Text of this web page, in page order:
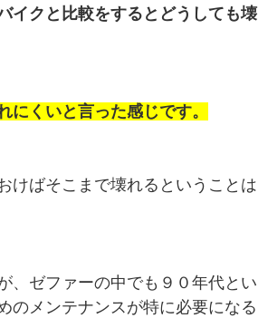
イクと比較をするとどうしても壊
くいと言った感じです。
けばそこまで壊れるということは
、ゼファーの中でも９０年代とい
のメンテナンスが特に必要になる